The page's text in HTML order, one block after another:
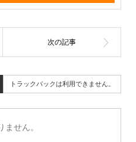
トラックバックは利用できません。
ません。